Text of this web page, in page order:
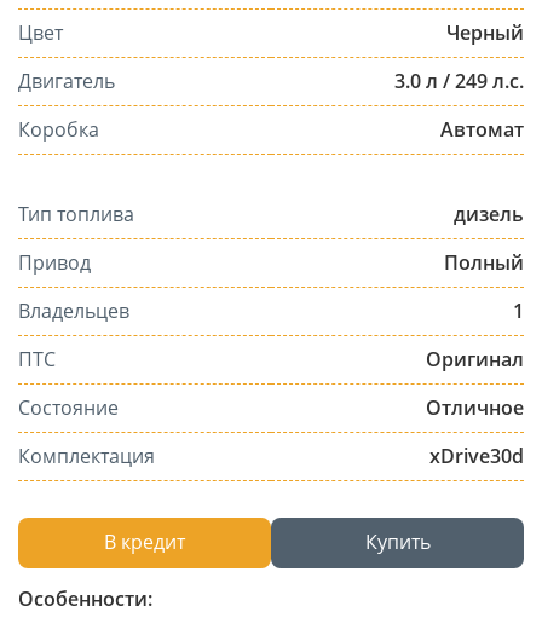
Цвет
Черный
Двигатель
3.0 л / 249 л.с.
Коробка
Автомат
Тип топлива
дизель
Привод
Полный
Владельцев
1
ПТС
Оригинал
Состояние
Отличное
Комплектация
xDrive30d
В кредит Купить
Особенности: